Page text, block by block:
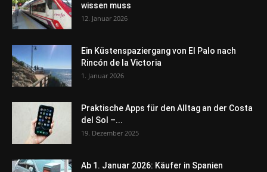
wissen muss
12. Januar 2026
Ein Küstenspaziergang von El Palo nach
Rincón de la Victoria
1. Januar 2026
Praktische Apps für den Alltag an der Costa
del Sol –...
19. Dezember 2025
Ab 1. Januar 2026: Käufer in Spanien